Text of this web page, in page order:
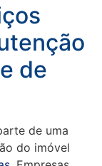
de
de uma
do imóvel